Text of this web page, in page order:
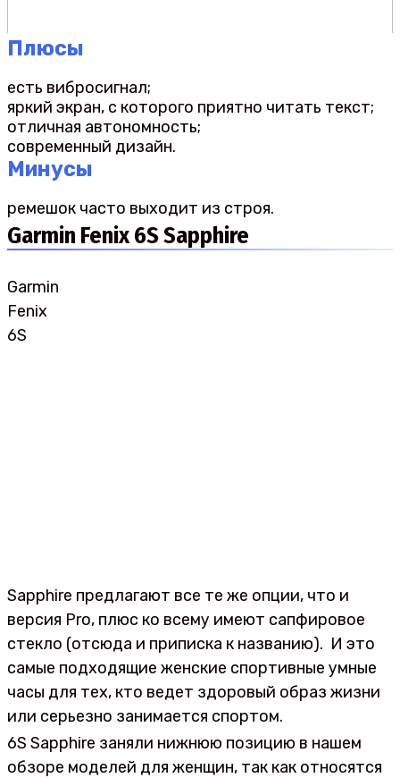
Плюсы
есть вибросигнал;
яркий экран, с которого приятно читать текст;
отличная автономность;
современный дизайн.
Минусы
ремешок часто выходит из строя.
Garmin Fenix 6S Sapphire
Garmin
Fenix
6S
Sapphire предлагают все те же опции, что и
версия Pro, плюс ко всему имеют сапфировое
стекло (отсюда и приписка к названию). И это
самые подходящие женские спортивные умные
часы для тех, кто ведет здоровый образ жизни
или серьезно занимается спортом.
6S Sapphire заняли нижнюю позицию в нашем
обзоре моделей для женщин, так как относятся